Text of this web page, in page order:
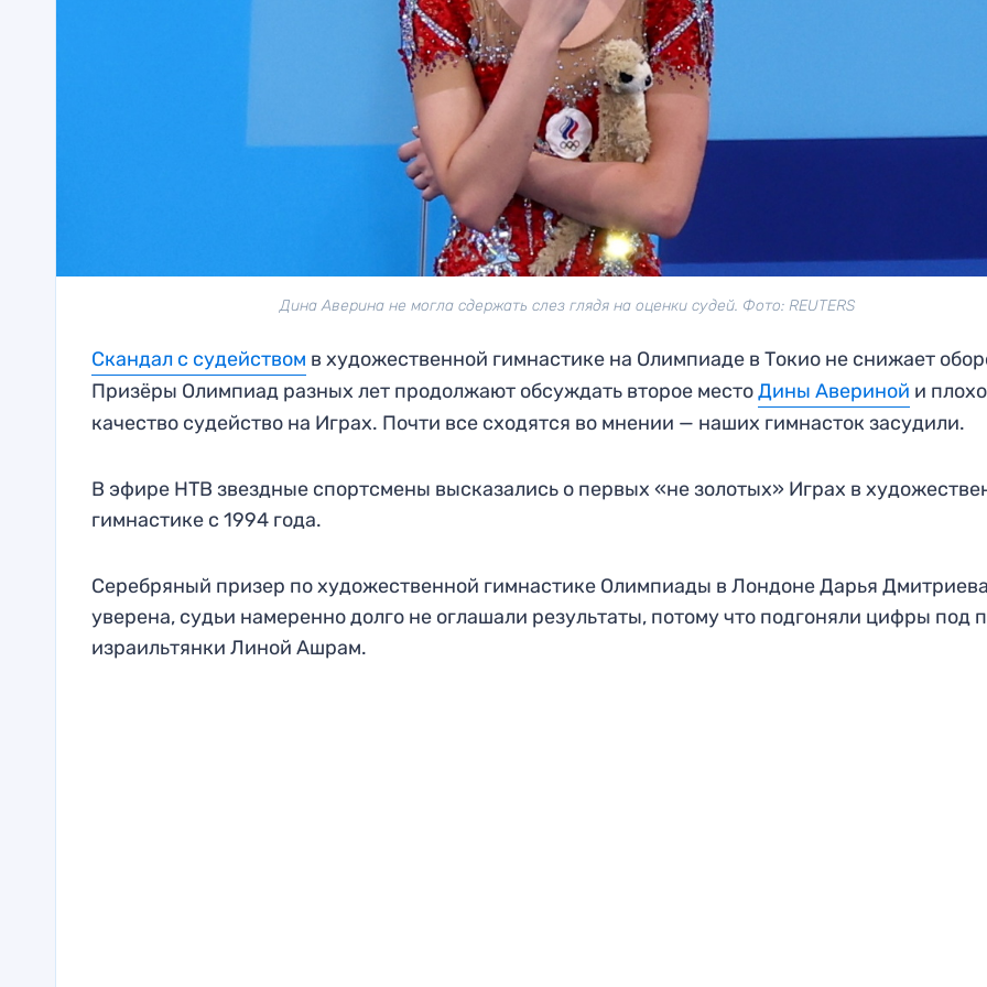
Дина Аверина не могла сдержать слез глядя на оценки судей. Фото: REUTERS
Скандал с судейством в художественной гимнастике на Олимпиаде в Токио не снижает
Призёры Олимпиад разных лет продолжают обсуждать второе местоДины Авериной и
качество судейство на Играх. Почти все сходятся во мнении — наших гимнасток засудили.
В эфире НТВ звездные спортсмены высказались о первых «не золотых» Играх в
гимнастике с 1994 года.
Серебряный призер по художественной гимнастике Олимпиады в Лондоне Дарья Дмитриева
уверена, судьи намеренно долго не оглашали результаты, потому что подгоняли цифры под
израильтянки Линой Ашрам.